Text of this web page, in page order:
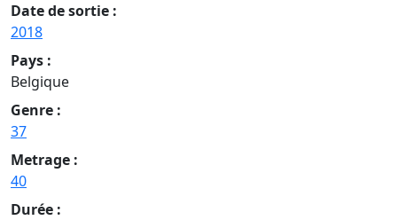
Date de sortie :
2018
Pays :
Belgique
Genre :
37
Metrage :
40
Durée :